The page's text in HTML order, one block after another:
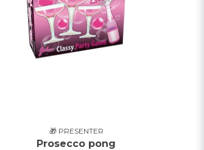
🎁 PRESENTER
Prosecco pong